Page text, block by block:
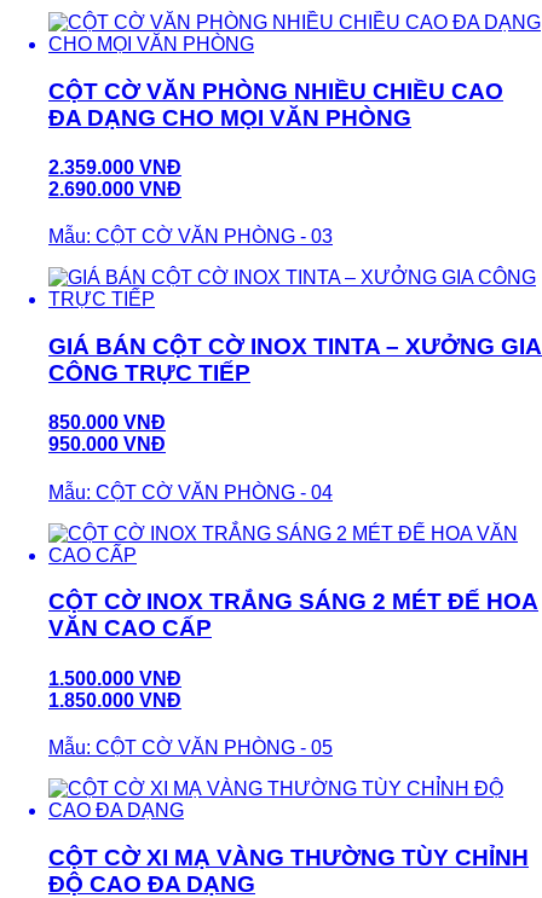
CỘT CỜ VĂN PHÒNG NHIỀU CHIỀU CAO
ĐA DẠNG CHO MỌI VĂN PHÒNG
2.359.000 VNĐ
2.690.000 VNĐ
Mẫu: CỘT CỜ VĂN PHÒNG - 03
GIÁ BÁN CỘT CỜ INOX TINTA – XƯỞNG GIA
CÔNG TRỰC TIẾP
850.000 VNĐ
950.000 VNĐ
Mẫu: CỘT CỜ VĂN PHÒNG - 04
CỘT CỜ INOX TRẮNG SÁNG 2 MÉT ĐẾ HOA
VĂN CAO CẤP
1.500.000 VNĐ
1.850.000 VNĐ
Mẫu: CỘT CỜ VĂN PHÒNG - 05
CỘT CỜ XI MẠ VÀNG THƯỜNG TÙY CHỈNH
ĐỘ CAO ĐA DẠNG